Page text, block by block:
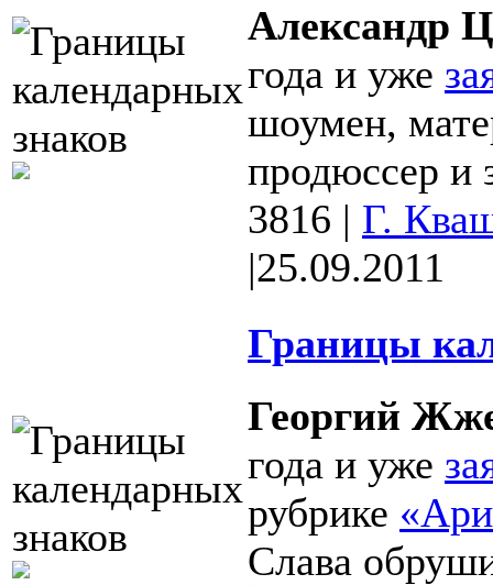
Александр
года и уже
шоумен,
продюссер и
3816 | Г.
|25.09.2011
Границы
Георгий
года и уже
рубрике
Слава